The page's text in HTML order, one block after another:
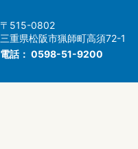
〒515-0802
三重県松阪市猟師町高須72-1
電話： 0598-51-9200